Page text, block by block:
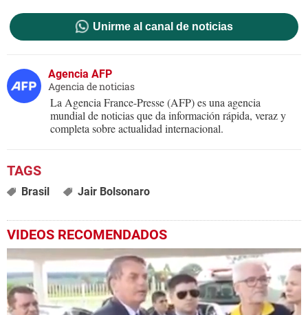
Unirme al canal de noticias
Agencia AFP
Agencia de noticias
La Agencia France-Presse (AFP) es una agencia
mundial de noticias que da información rápida, veraz y
completa sobre actualidad internacional.
Brasil Jair Bolsonaro
VIDEOS RECOMENDADOS